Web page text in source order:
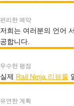
편리한 예약
저희는 여러분의 언어
공합니다.
우수한 평점
실제 Rail Ninja 리뷰를
유연한 계획